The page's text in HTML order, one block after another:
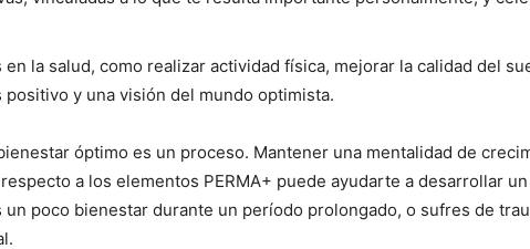
la salud, como realizar actividad física, mejorar la calidad del
y una visión del mundo optimista.
óptimo es un proceso. Mantener una mentalidad de
a los elementos PERMA+ puede ayudarte a desarrollar
poco bienestar durante un período prolongado, o sufres de